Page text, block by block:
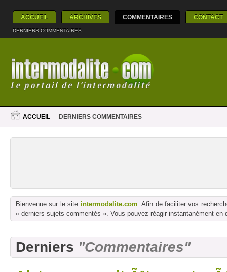
ACCUEIL ARCHIVES COMMENTAIRES CONTACT
DERNIERS COMMENTAIRES
ACCUEIL DERNIERS COMMENTAIRES
Bienvenue sur le site intermodalite.com. Afin de faciliter vos
« derniers sujets commentés ». Vous pouvez réagir instantanément
Derniers "Commentaires"